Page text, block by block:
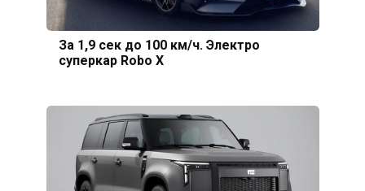
За 1,9 сек до 100 км/ч. Электро
суперкар Robo X